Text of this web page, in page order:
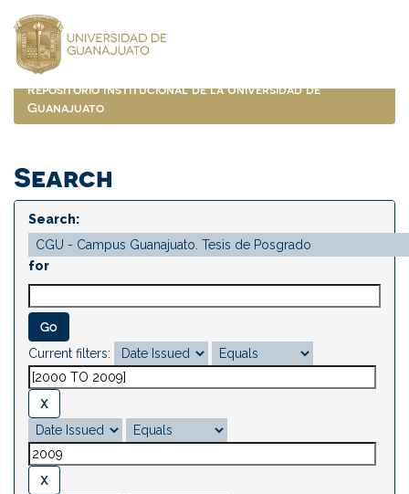
navigation
Repositorio Institucional de la Universidad de
Guanajuato
Search
Search:
for
Current filters: